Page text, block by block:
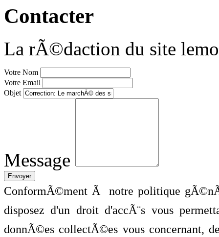
Contacter
La rÃ©daction du site
Votre Nom
Votre Email
Objet
Message
ConformÃ©ment Ã notre politique
disposez d'un droit d'accÃ¨s vous
donnÃ©es collectÃ©es vous concernant,